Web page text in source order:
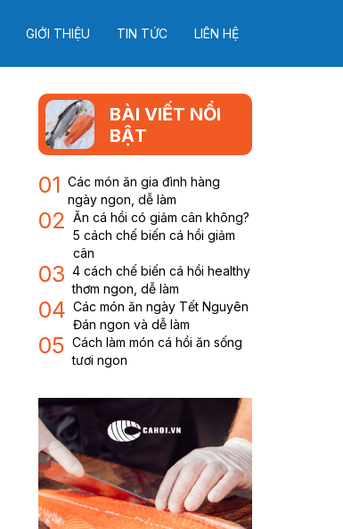
GIỚI THIỆU TIN TỨC LIÊN HỆ
BÀI VIẾT NỔI
BẬT
01 Các món ăn gia đình hàng
ngày ngon, dễ làm
02 Ăn cá hồi có giảm cân không?
5 cách chế biến cá hồi giảm
cân
03 4 cách chế biến cá hồi healthy
thơm ngon, dễ làm
04 Các món ăn ngày Tết Nguyên
Đán ngon và dễ làm
05 Cách làm món cá hồi ăn sống
tươi ngon